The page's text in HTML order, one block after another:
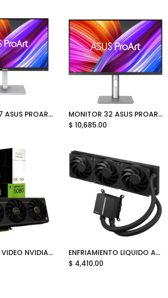
to Cart
MONITOR 27 ASUS PROART PA278CGV 5MS 144HZ QHD IPS ANTI GLARE FREESYNC DP HDMI 90LM05L1-B023B2 12M DE GARANTIA
Add to Cart
MONITOR 32 ASUS PROART PA329CRV 5MS 60HZ HDR IPS ANTI-GLARE ADAPTIVE-SYNC HDMI 90LM02C0-B01KB2 12M DE GARANTIA
$ 10,685.00
to Cart
TARJETA DE VIDEO NVIDIA GEFORCE RTX5080 16GB OC GDDR7 ASUS PROART 90YV0N30-MVAA00 12M DE GARANTIA
Add to Cart
ENFRIAMIENTO LIQUIDO ASUS PROART LC 360 3 VENTILADORES 90RC0120-M0AAY0 12M DE GARANTIA
$ 4,410.00